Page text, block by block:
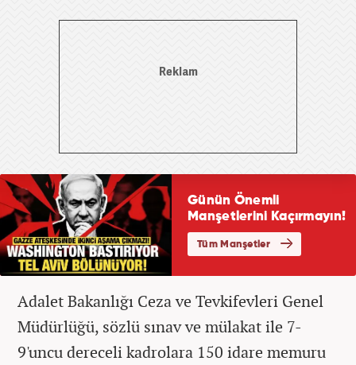
Adalet Bakanlığı Ceza ve Tevkifevleri Genel
Müdürlüğü, sözlü sınav ve mülakat ile 7-
9'uncu dereceli kadrolara 150 idare memuru